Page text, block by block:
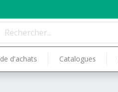
d'achats Catalogues